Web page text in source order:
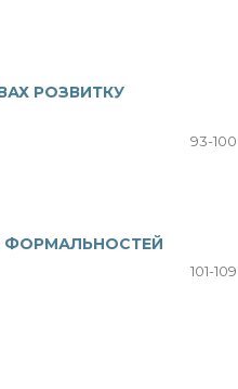
РОЗВИТКУ
93-100
ФОРМАЛЬНОСТЕЙ
101-109